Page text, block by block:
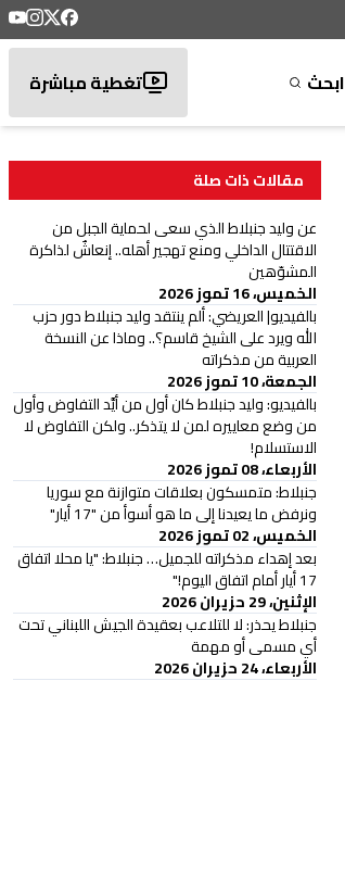
ابحث تغطية مباشرة
مقالات ذات صلة
عن وليد جنبلاط الذي سعى لحماية الجبل من
الاقتتال الداخلي ومنع تهجير أهله.. إنعاشٌ لذاكرة
المشوّهين
الخميس، 16 تموز 2026
بالفيديو| العريضي: ألم ينتقد وليد جنبلاط دور حزب
الله ويرد على الشيخ قاسم؟.. وماذا عن النسخة
العربية من مذكراته
الجمعة، 10 تموز 2026
بالفيديو: وليد جنبلاط كان أول من أيَّد التفاوض وأول
من وضع معاييره لمن لا يتذكر.. ولكن التفاوض لا
الاستسلام!
الأربعاء، 08 تموز 2026
جنبلاط: متمسكون بعلاقات متوازنة مع سوريا
ونرفض ما يعيدنا إلى ما هو أسوأ من "17 أيار"
الخميس، 02 تموز 2026
بعد إهداء مذكراته للجميل… جنبلاط: "يا محلا اتفاق
17 أيار أمام اتفاق اليوم!"
الإثنين، 29 حزيران 2026
جنبلاط يحذر: لا للتلاعب بعقيدة الجيش اللبناني تحت
أي مسمى أو مهمة
الأربعاء، 24 حزيران 2026